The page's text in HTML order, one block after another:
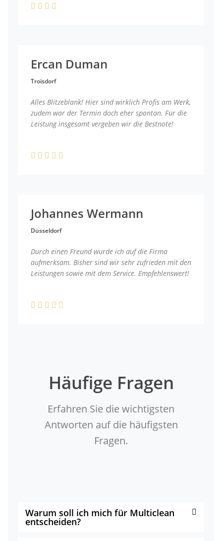
Ercan Duman
Troisdorf
Alles Blitzeblank! Hier sind wirklich Profis am Werk,
zudem war der Termin doch eher spontan. Für die
Leistung insgesamt vergeben wir die Bestnote!
Johannes Wermann
Düsseldorf
Durch einen Freund wurde ich auf die Firma
aufmerksam. Bisher sind wir sehr zufrieden mit den
Leistungen sowie mit dem Service. Empfehlenswert!
Häufige Fragen
Erfahren Sie die wichtigsten
Antworten auf die häufigsten
Fragen.
Warum soll ich mich für Multiclean
entscheiden?